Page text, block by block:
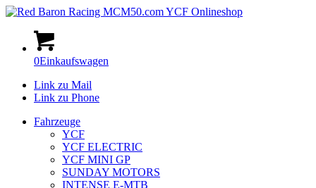
0Einkaufswagen
Link zu Mail
Link zu Phone
Fahrzeuge
YCF
YCF ELECTRIC
YCF MINI GP
SUNDAY MOTORS
INTENSE E-MTB